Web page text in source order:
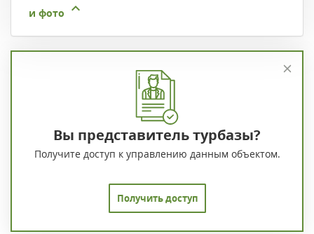
и фото
Вы представитель турбазы?
Получите доступ к управлению данным объектом.
Получить доступ